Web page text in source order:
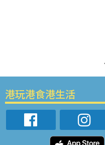
港玩港食港生活